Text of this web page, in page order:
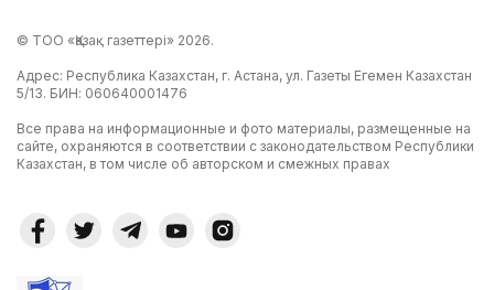
© ТОО «Қазақ газеттері» 2026.
Адрес: Республика Казахстан, г. Астана, ул. Газеты Егемен Казахстан
5/13. БИН: 060640001476
Все права на информационные и фото материалы, размещенные на
сайте, охраняются в соответствии с законодательством Республики
Казахстан, в том числе об авторском и смежных правах